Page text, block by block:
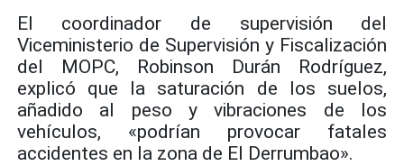
El coordinador de supervisión del
Viceministerio de Supervisión y Fiscalización
del MOPC, Robinson Durán Rodríguez,
explicó que la saturación de los suelos,
añadido al peso y vibraciones de los
vehículos, «podrían provocar fatales
accidentes en la zona de El Derrumbao».